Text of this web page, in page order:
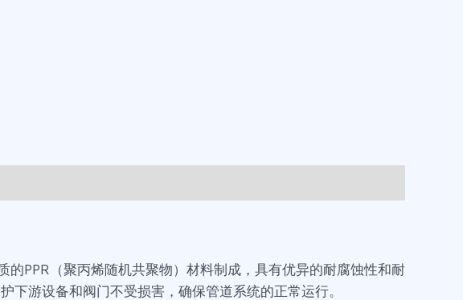
PPR（聚丙烯随机共聚物）材料制成，具有优异的耐腐蚀性和耐
游设备和阀门不受损害，确保管道系统的正常运行。